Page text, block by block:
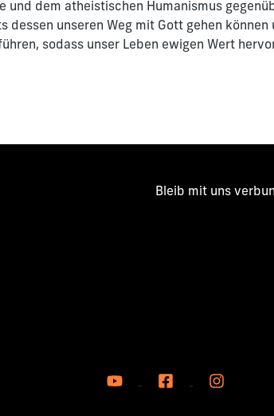
und dem atheistischen Humanismus
dessen unseren Weg mit Gott gehen können
sodass unser Leben ewigen Wert
Bleib mit uns